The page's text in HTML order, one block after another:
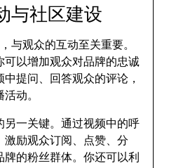
与社区建设
与观众的互动至关重要。
可以增加观众对品牌的忠诚
提问、回答观众的评论，
动。
另一关键。通过视频中的呼
激励观众订阅、点赞、分
的粉丝群体。你还可以利